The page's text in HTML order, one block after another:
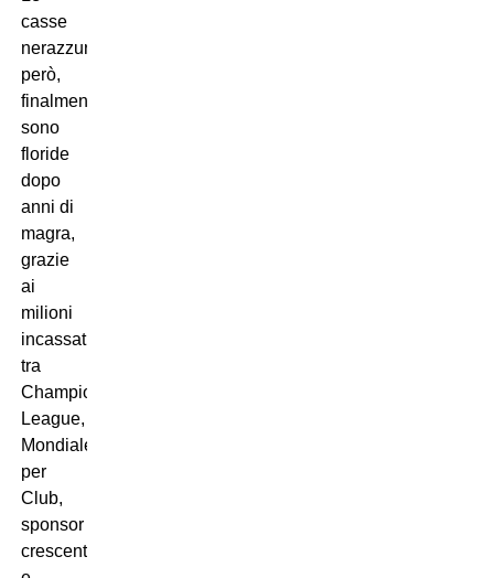
casse
nerazzurre,
però,
finalmente
sono
floride
dopo
anni di
magra,
grazie
ai
milioni
incassati
tra
Champions
League,
Mondiale
per
Club,
sponsor
crescenti